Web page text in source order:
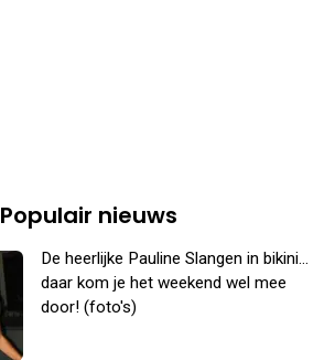
Populair nieuws
De heerlijke Pauline Slangen in bikini...
daar kom je het weekend wel mee
door! (foto's)